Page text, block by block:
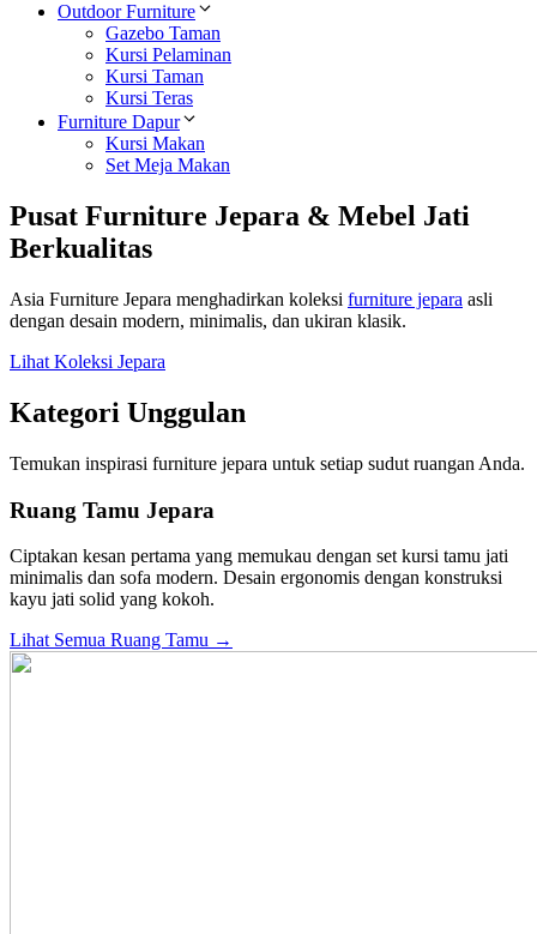
Outdoor Furniture
Gazebo Taman
Kursi Pelaminan
Kursi Taman
Kursi Teras
Furniture Dapur
Kursi Makan
Set Meja Makan
Pusat Furniture Jepara & Mebel Jati
Berkualitas
Asia Furniture Jepara menghadirkan koleksi furniture jepara asli
dengan desain modern, minimalis, dan ukiran klasik.
Lihat Koleksi Jepara
Kategori Unggulan
Temukan inspirasi furniture jepara untuk setiap sudut ruangan Anda.
Ruang Tamu Jepara
Ciptakan kesan pertama yang memukau dengan set kursi tamu jati
minimalis dan sofa modern. Desain ergonomis dengan konstruksi
kayu jati solid yang kokoh.
Lihat Semua Ruang Tamu →